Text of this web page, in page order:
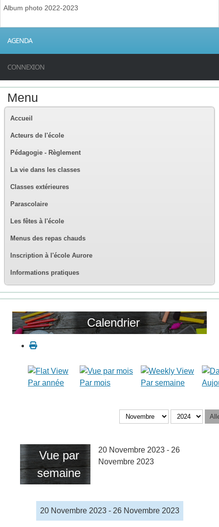
Album photo 2022-2023
AGENDA
CONNEXION
Menu
Accueil
Acteurs de l'école
Pédagogie - Règlement
La vie dans les classes
Classes extérieures
Parascolaire
Les fêtes à l'école
Menus des repas chauds
Inscription à l'école Aurore
Informations pratiques
Calendrier
Par année Par mois Par semaine
Vue par
semaine
20 Novembre 2023 - 26
Novembre 2023
20 Novembre 2023 - 26 Novembre 2023